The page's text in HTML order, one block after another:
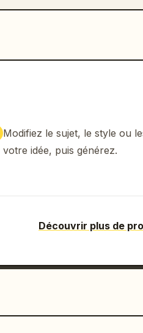
Modifiez le sujet, le style ou
votre idée, puis générez.
Découvrir plus de